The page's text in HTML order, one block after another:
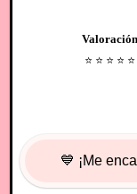
Valoración
⭐️ ⭐️ ⭐️ ⭐️ ⭐️
💙 ¡Me